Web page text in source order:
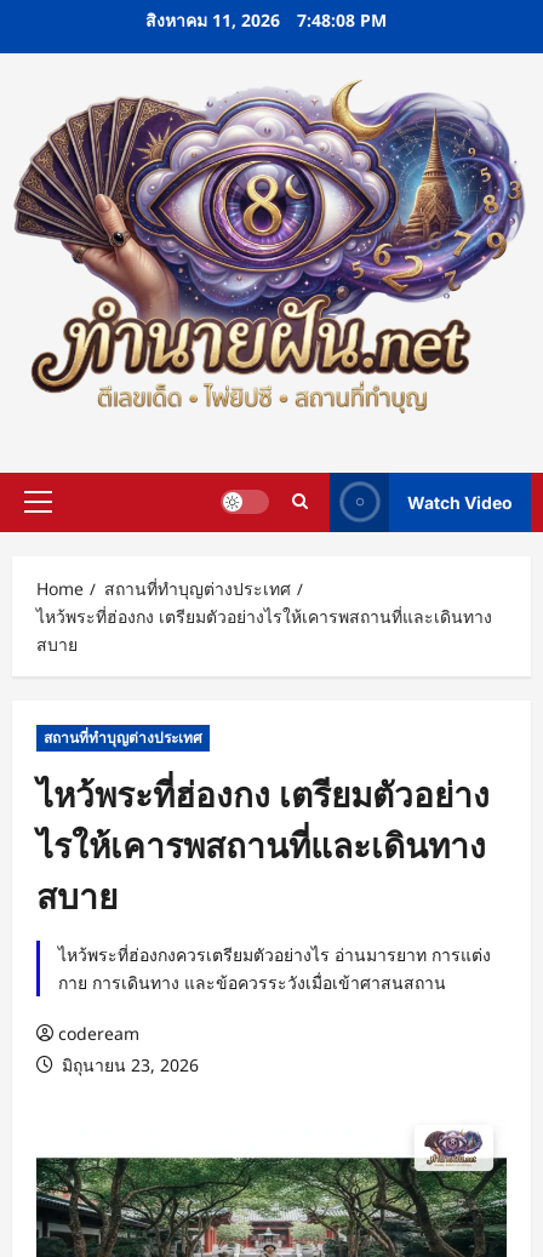
สิงหาคม 11, 2026 7:48:09 PM
Primary
Watch Video
Home
สถานที่ทำบุญต่างประเทศ
ไหว้พระที่ฮ่องกง เตรียมตัวอย่างไรให้เคารพสถานที่และเดินทาง
สบาย
สถานที่ทำบุญต่างประเทศ
ไหว้พระที่ฮ่องกง เตรียมตัวอย่าง
ไรให้เคารพสถานที่และเดินทาง
สบาย
ไหว้พระที่ฮ่องกงควรเตรียมตัวอย่างไร อ่านมารยาท การแต่ง
กาย การเดินทาง และข้อควรระวังเมื่อเข้าศาสนสถาน
codeream
มิถุนายน 23, 2026